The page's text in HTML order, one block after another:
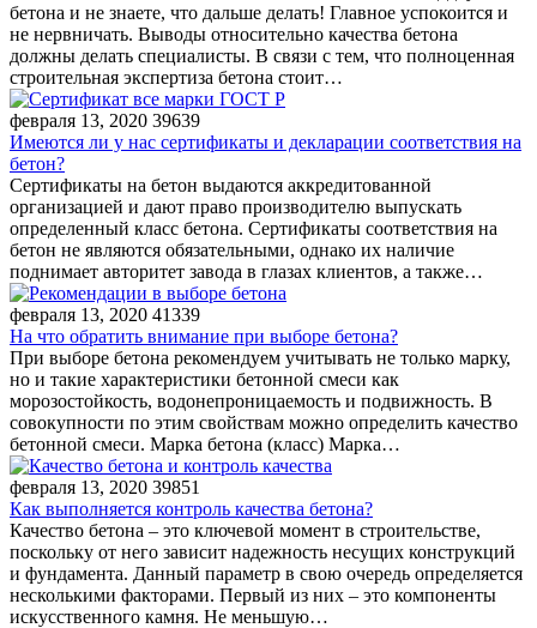
бетона и не знаете, что дальше делать! Главное успокоится и
не нервничать. Выводы относительно качества бетона
должны делать специалисты. В связи с тем, что полноценная
строительная экспертиза бетона стоит…
февраля 13, 2020 39639
Имеются ли у нас сертификаты и декларации соответствия на
бетон?
Сертификаты на бетон выдаются аккредитованной
организацией и дают право производителю выпускать
определенный класс бетона. Сертификаты соответствия на
бетон не являются обязательными, однако их наличие
поднимает авторитет завода в глазах клиентов, а также…
февраля 13, 2020 41339
На что обратить внимание при выборе бетона?
При выборе бетона рекомендуем учитывать не только марку,
но и такие характеристики бетонной смеси как
морозостойкость, водонепроницаемость и подвижность. В
совокупности по этим свойствам можно определить качество
бетонной смеси. Марка бетона (класс) Марка…
февраля 13, 2020 39851
Как выполняется контроль качества бетона?
Качество бетона – это ключевой момент в строительстве,
поскольку от него зависит надежность несущих конструкций
и фундамента. Данный параметр в свою очередь определяется
несколькими факторами. Первый из них – это компоненты
искусственного камня. Не меньшую…